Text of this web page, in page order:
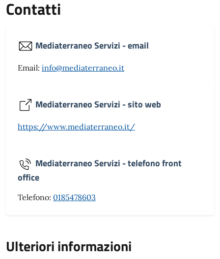
Contatti
Mediaterraneo Servizi - email
Email: info@mediaterraneo.it
Mediaterraneo Servizi - sito web
https://www.mediaterraneo.it/
Mediaterraneo Servizi - telefono front
office
Telefono: 0185478603
Ulteriori informazioni